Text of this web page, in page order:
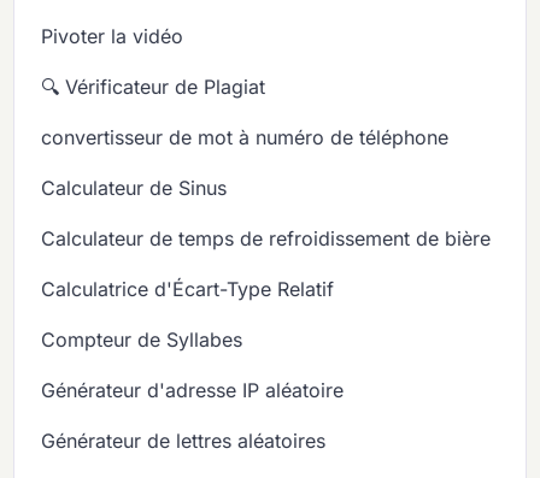
Pivoter la vidéo
🔍 Vérificateur de Plagiat
convertisseur de mot à numéro de téléphone
Calculateur de Sinus
Calculateur de temps de refroidissement de bière
Calculatrice d'Écart-Type Relatif
Compteur de Syllabes
Générateur d'adresse IP aléatoire
Générateur de lettres aléatoires